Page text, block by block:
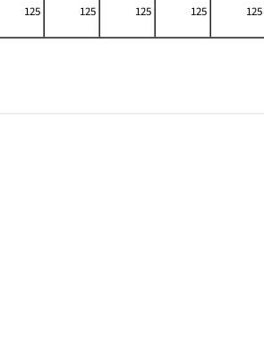
125 125 125 125 125